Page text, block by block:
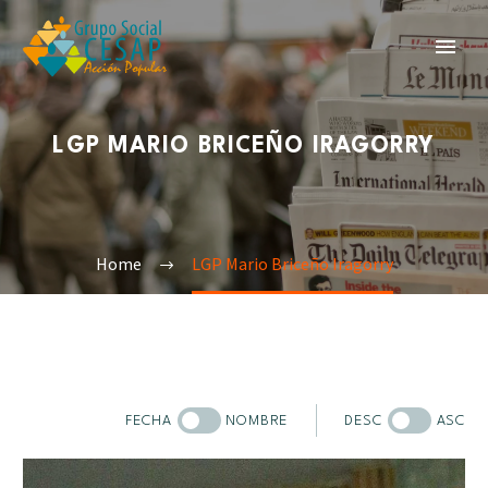
LGP MARIO BRICEÑO IRAGORRY
Home LGP Mario Briceño Iragorry
FECHA NOMBRE DESC ASC
Sobre